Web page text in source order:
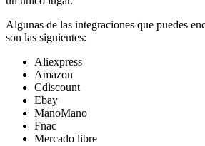
Algunas de las integraciones que puedes
son las siguientes:
Aliexpress
Amazon
Cdiscount
Ebay
ManoMano
Fnac
Mercado libre